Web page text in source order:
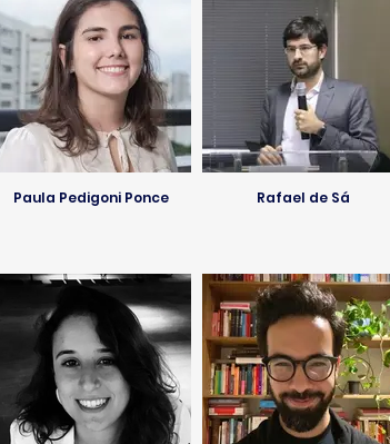
Paula Pedigoni Ponce Rafael de Sá